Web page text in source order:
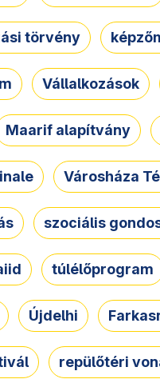
törvény
Vállalkozások
Maarif alapítvány
Városháza
szociális
túlélőprogram
Újdelhi
repülőtéri